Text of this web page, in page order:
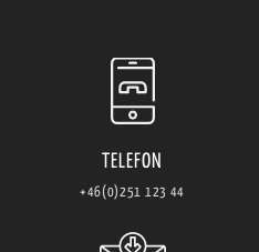
TELEFON
+46(0)251 123 44